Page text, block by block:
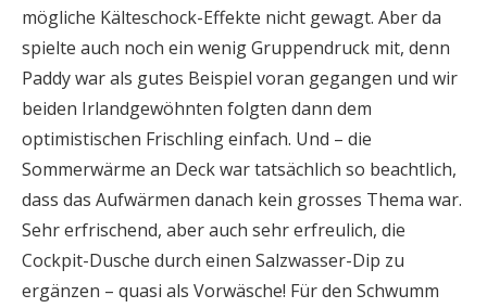
mögliche Kälteschock-Effekte nicht gewagt. Aber da
spielte auch noch ein wenig Gruppendruck mit, denn
Paddy war als gutes Beispiel voran gegangen und wir
beiden Irlandgewöhnten folgten dann dem
optimistischen Frischling einfach. Und – die
Sommerwärme an Deck war tatsächlich so beachtlich,
dass das Aufwärmen danach kein grosses Thema war.
Sehr erfrischend, aber auch sehr erfreulich, die
Cockpit-Dusche durch einen Salzwasser-Dip zu
ergänzen – quasi als Vorwäsche! Für den Schwumm